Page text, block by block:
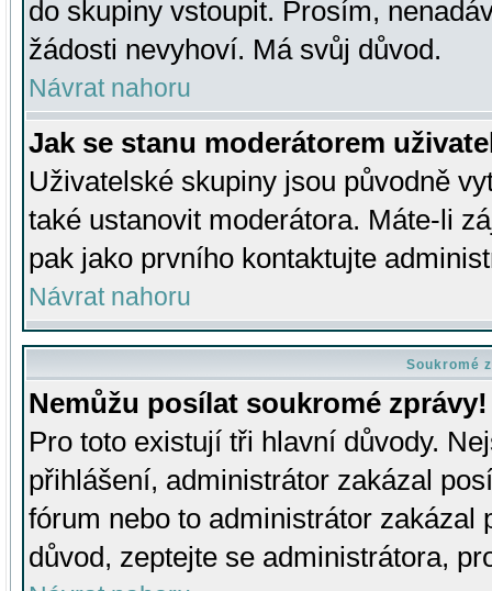
do skupiny vstoupit. Prosím,
žádosti nevyhoví. Má svůj důvod.
Návrat nahoru
Jak se stanu moderátorem
Uživatelské skupiny jsou původně
také ustanovit moderátora. Máte-li
pak jako prvního kontaktujte
Návrat nahoru
Soukromé
Nemůžu posílat soukromé zprávy!
Pro toto existují tři hlavní důvody.
přihlášení, administrátor zakázal
fórum nebo to administrátor zakázal
důvod, zeptejte se administrátora,